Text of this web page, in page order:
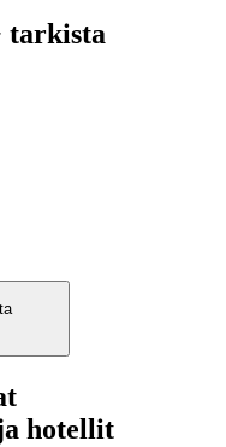
tarkista
hotellit